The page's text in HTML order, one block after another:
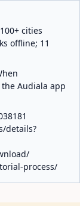
cities
offline; 11
Audiala app
details?
process/